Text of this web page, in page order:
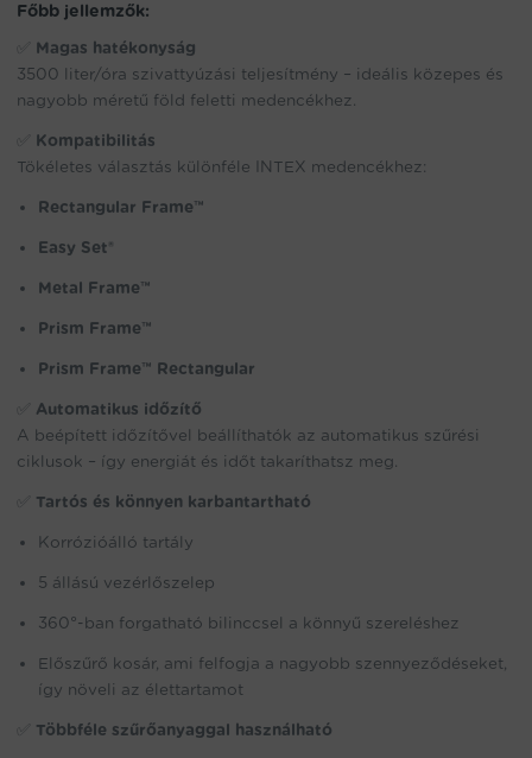
Főbb jellemzők:
Magas hatékonyság
3500 liter/óra szivattyúzási teljesítmény – ideális közepes és
nagyobb méretű föld feletti medencékhez.
Kompatibilitás
Tökéletes választás különféle INTEX medencékhez:
Rectangular Frame™
Easy Set®
Metal Frame™
Prism Frame™
Prism Frame™ Rectangular
Automatikus időzítő
A beépített időzítővel beállíthatók az automatikus szűrési
ciklusok – így energiát és időt takaríthatsz meg.
Tartós és könnyen karbantartható
Korrózióálló tartály
5 állású vezérlőszelep
360°-ban forgatható bilinccsel a könnyű szereléshez
Előszűrő kosár, ami felfogja a nagyobb szennyeződéseket,
így növeli az élettartamot
Többféle szűrőanyaggal használható